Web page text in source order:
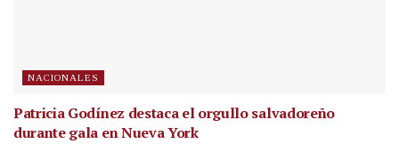
NACIONALES
Patricia Godínez destaca el orgullo salvadoreño
durante gala en Nueva York